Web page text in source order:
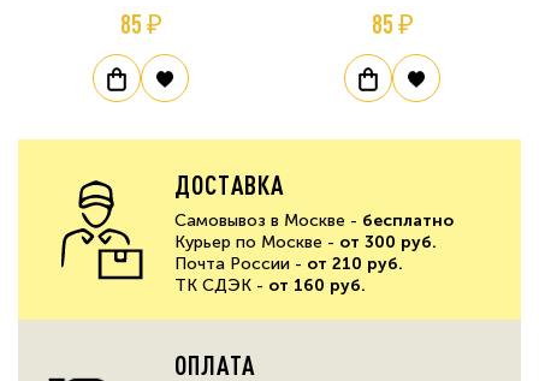
85 ₽ 85 ₽
ДОСТАВКА
Самовывоз в Москве - бесплатно
Курьер по Москве - от 300 руб.
Почта России - от 210 руб.
ТК СДЭК - от 160 руб.
ОПЛАТА